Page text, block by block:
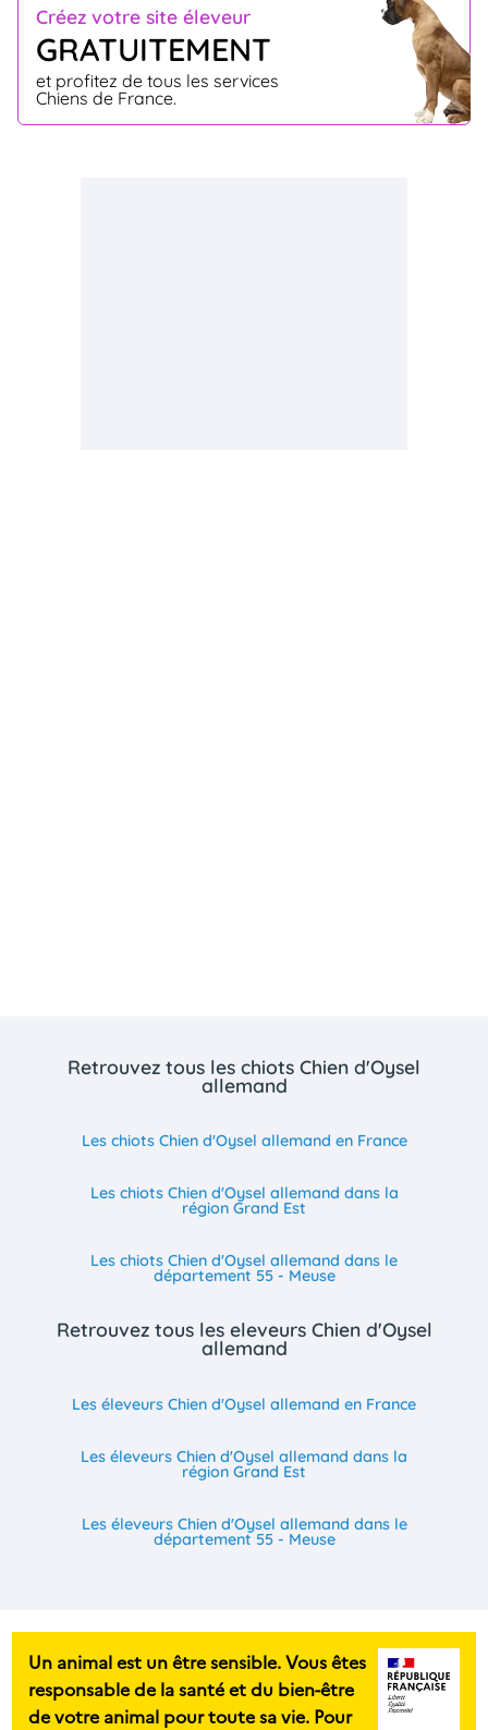
Créez votre site éleveur
GRATUITEMENT
et profitez de tous les services
Chiens de France.
Retrouvez tous les chiots Chien d'Oysel
allemand
Les chiots Chien d'Oysel allemand en France
Les chiots Chien d'Oysel allemand dans la
région Grand Est
Les chiots Chien d'Oysel allemand dans le
département 55 - Meuse
Retrouvez tous les eleveurs Chien d'Oysel
allemand
Les éleveurs Chien d'Oysel allemand en France
Les éleveurs Chien d'Oysel allemand dans la
région Grand Est
Les éleveurs Chien d'Oysel allemand dans le
département 55 - Meuse
Un animal est un être sensible. Vous êtes
responsable de la santé et du bien-être
de votre animal pour toute sa vie. Pour